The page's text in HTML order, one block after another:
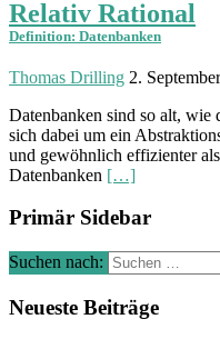
Relativ Rational
Definition: Datenbanken
Thomas Drilling 2.
Datenbanken sind so alt, wie
sich dabei um ein
und gewöhnlich effizienter
Datenbanken […]
Primär Sidebar
Suchen nach:
Neueste Beiträge